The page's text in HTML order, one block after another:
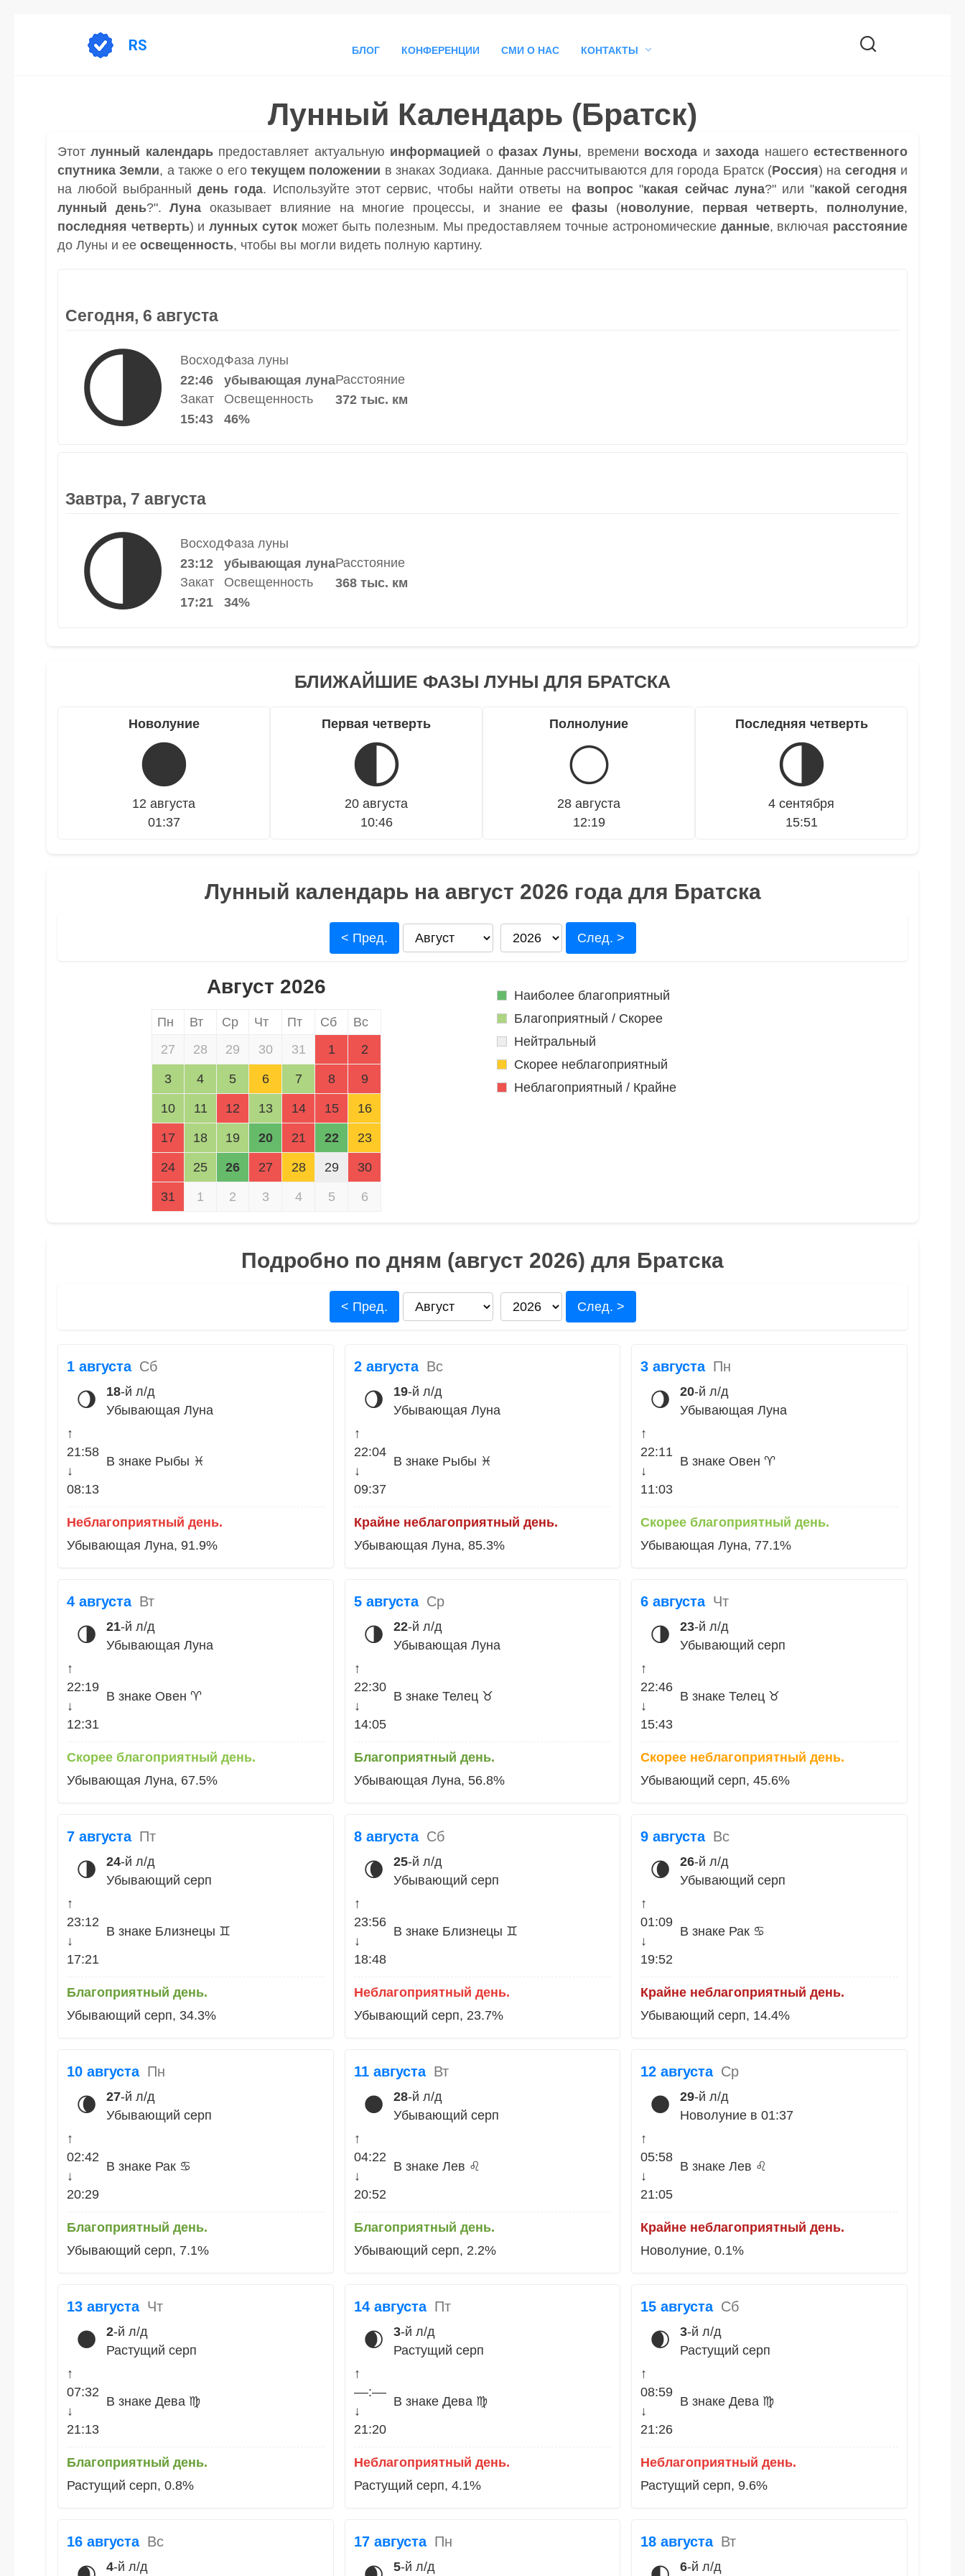
RS БЛОГ КОНФЕРЕНЦИИ СМИ О НАС КОНТАКТЫ
Лунный Календарь (Братск)
Этотлунный календарьпредоставляет актуальную информацией офазах Луны, времени восхода изахода нашегоестественного
спутника Земли, а также о его текущем положении в знаках Зодиака. Данные рассчитываются для города Братск (Россия) на сегодня и
на любой выбранныйдень года. Используйте этот сервис, чтобы найти ответы на вопрос "какая сейчас луна?" или "какой сегодня
лунный день?".Луна оказывает влияние на многие процессы, и знание еефазы (новолуние, первая четверть, полнолуние,
последняя четверть) илунных сутокможет быть полезным. Мы предоставляем точные астрономические данные, включая расстояние
до Луны и ее освещенность, чтобы вы могли видеть полную картину.
Сегодня, 6 августа
🌗
Восход
22:46
Закат
15:43
Фаза луны
убывающая луна
Освещенность
46%
Расстояние
372 тыс. км
Завтра, 7 августа
🌗
Восход
23:12
Закат
17:21
Фаза луны
убывающая луна
Освещенность
34%
Расстояние
368 тыс. км
БЛИЖАЙШИЕ ФАЗЫ ЛУНЫ ДЛЯ БРАТСКА
Новолуние
🌑
12 августа
01:37
Первая четверть
🌓
20 августа
10:46
Полнолуние
🌕
28 августа
12:19
Последняя четверть
🌗
4 сентября
15:51
Лунный календарь на август 2026 года для Братска
< Пред. След. >
Август 2026
Пн Вт Ср Чт Пт Сб
Вс
27
28 29 30 31 1 2
3 4 5 6 7 8 9
10 11 12 13 14 15 16
17 18 19 20 21 22 23
24 25 26 27 28 29 30
31 1 2 3 4 5 6
Наиболее благоприятный
Благоприятный / Скорее
Нейтральный
Скорее неблагоприятный
Неблагоприятный / Крайне
Подробно по дням (август 2026) для Братска
< Пред. След. >
1 августа Сб
🌖 18-й л/д
Убывающая Луна
↑
21:58
↓
08:13
В знаке Рыбы ♓
Неблагоприятный день.
Убывающая Луна, 91.9%
2 августа Вс
🌖 19-й л/д
Убывающая Луна
↑
22:04
↓
09:37
В знаке Рыбы ♓
Крайне неблагоприятный день.
Убывающая Луна, 85.3%
3 августа Пн
🌖 20-й л/д
Убывающая Луна
↑
22:11
↓
11:03
В знаке Овен ♈
Скорее благоприятный день.
Убывающая Луна, 77.1%
4 августа Вт
🌗 21-й л/д
Убывающая Луна
↑
22:19
↓
12:31
В знаке Овен ♈
Скорее благоприятный день.
Убывающая Луна, 67.5%
5 августа Ср
🌗 22-й л/д
Убывающая Луна
↑
22:30
↓
14:05
В знаке Телец ♉
Благоприятный день.
Убывающая Луна, 56.8%
6 августа Чт
🌗 23-й л/д
Убывающий серп
↑
22:46
↓
15:43
В знаке Телец ♉
Скорее неблагоприятный день.
Убывающий серп, 45.6%
7 августа Пт
🌗 24-й л/д
Убывающий серп
↑
23:12
↓
17:21
В знаке Близнецы ♊
Благоприятный день.
Убывающий серп, 34.3%
8 августа Сб
🌘 25-й л/д
Убывающий серп
↑
23:56
↓
18:48
В знаке Близнецы ♊
Неблагоприятный день.
Убывающий серп, 23.7%
9 августа Вс
🌘 26-й л/д
Убывающий серп
↑
01:09
↓
19:52
В знаке Рак ♋
Крайне неблагоприятный день.
Убывающий серп, 14.4%
10 августа Пн
🌘 27-й л/д
Убывающий серп
↑
02:42
↓
20:29
В знаке Рак ♋
Благоприятный день.
Убывающий серп, 7.1%
11 августа Вт
🌑 28-й л/д
Убывающий серп
↑
04:22
↓
20:52
В знаке Лев ♌
Благоприятный день.
Убывающий серп, 2.2%
12 августа Ср
🌑 29-й л/д
Новолуние в 01:37
↑
05:58
↓
21:05
В знаке Лев ♌
Крайне неблагоприятный день.
Новолуние, 0.1%
13 августа Чт
🌑 2-й л/д
Растущий серп
↑
07:32
↓
21:13
В знаке Дева ♍
Благоприятный день.
Растущий серп, 0.8%
14 августа Пт
🌒 3-й л/д
Растущий серп
↑
––:––
↓
21:20
В знаке Дева ♍
Неблагоприятный день.
Растущий серп, 4.1%
15 августа Сб
🌒 3-й л/д
Растущий серп
↑
08:59
↓
21:26
В знаке Дева ♍
Неблагоприятный день.
Растущий серп, 9.6%
16 августа Вс
4-й л/д
17 августа Пн
5-й л/д
18 августа Вт
6-й л/д